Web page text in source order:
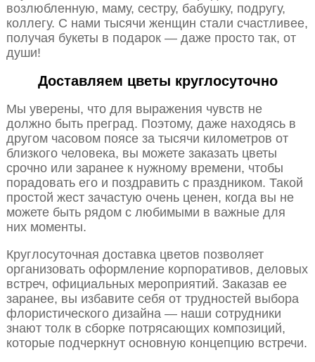
возлюбленную, маму, сестру, бабушку, подругу,
коллегу. С нами тысячи женщин стали счастливее,
получая букеты в подарок — даже просто так, от
души!
Доставляем цветы круглосуточно
Мы уверены, что для выражения чувств не
должно быть преград. Поэтому, даже находясь в
другом часовом поясе за тысячи километров от
близкого человека, вы можете заказать цветы
срочно или заранее к нужному времени, чтобы
порадовать его и поздравить с праздником. Такой
простой жест зачастую очень ценен, когда вы не
можете быть рядом с любимыми в важные для
них моменты.
Круглосуточная доставка цветов позволяет
организовать оформление корпоративов, деловых
встреч, официальных мероприятий. Заказав ее
заранее, вы избавите себя от трудностей выбора
флористического дизайна — наши сотрудники
знают толк в сборке потрясающих композиций,
которые подчеркнут основную концепцию встречи.